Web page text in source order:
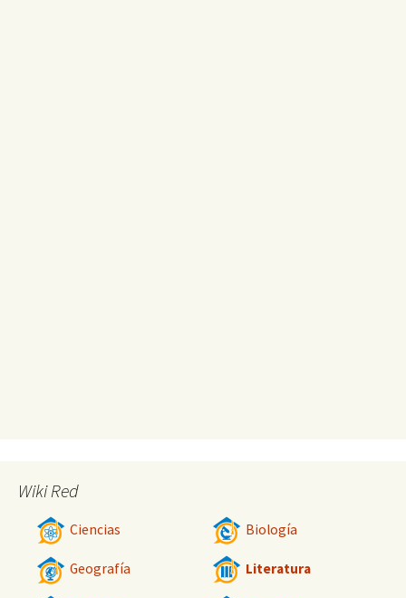
Wiki Red
Ciencias Biología
Geografía Literatura